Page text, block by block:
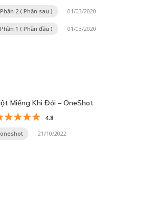
Phần 2 ( Phần sau ) 01/03/2020
Phần 1 ( Phần đầu ) 01/03/2020
Miếng Khi Đói – OneShot
4.8
oneshot 21/10/2022